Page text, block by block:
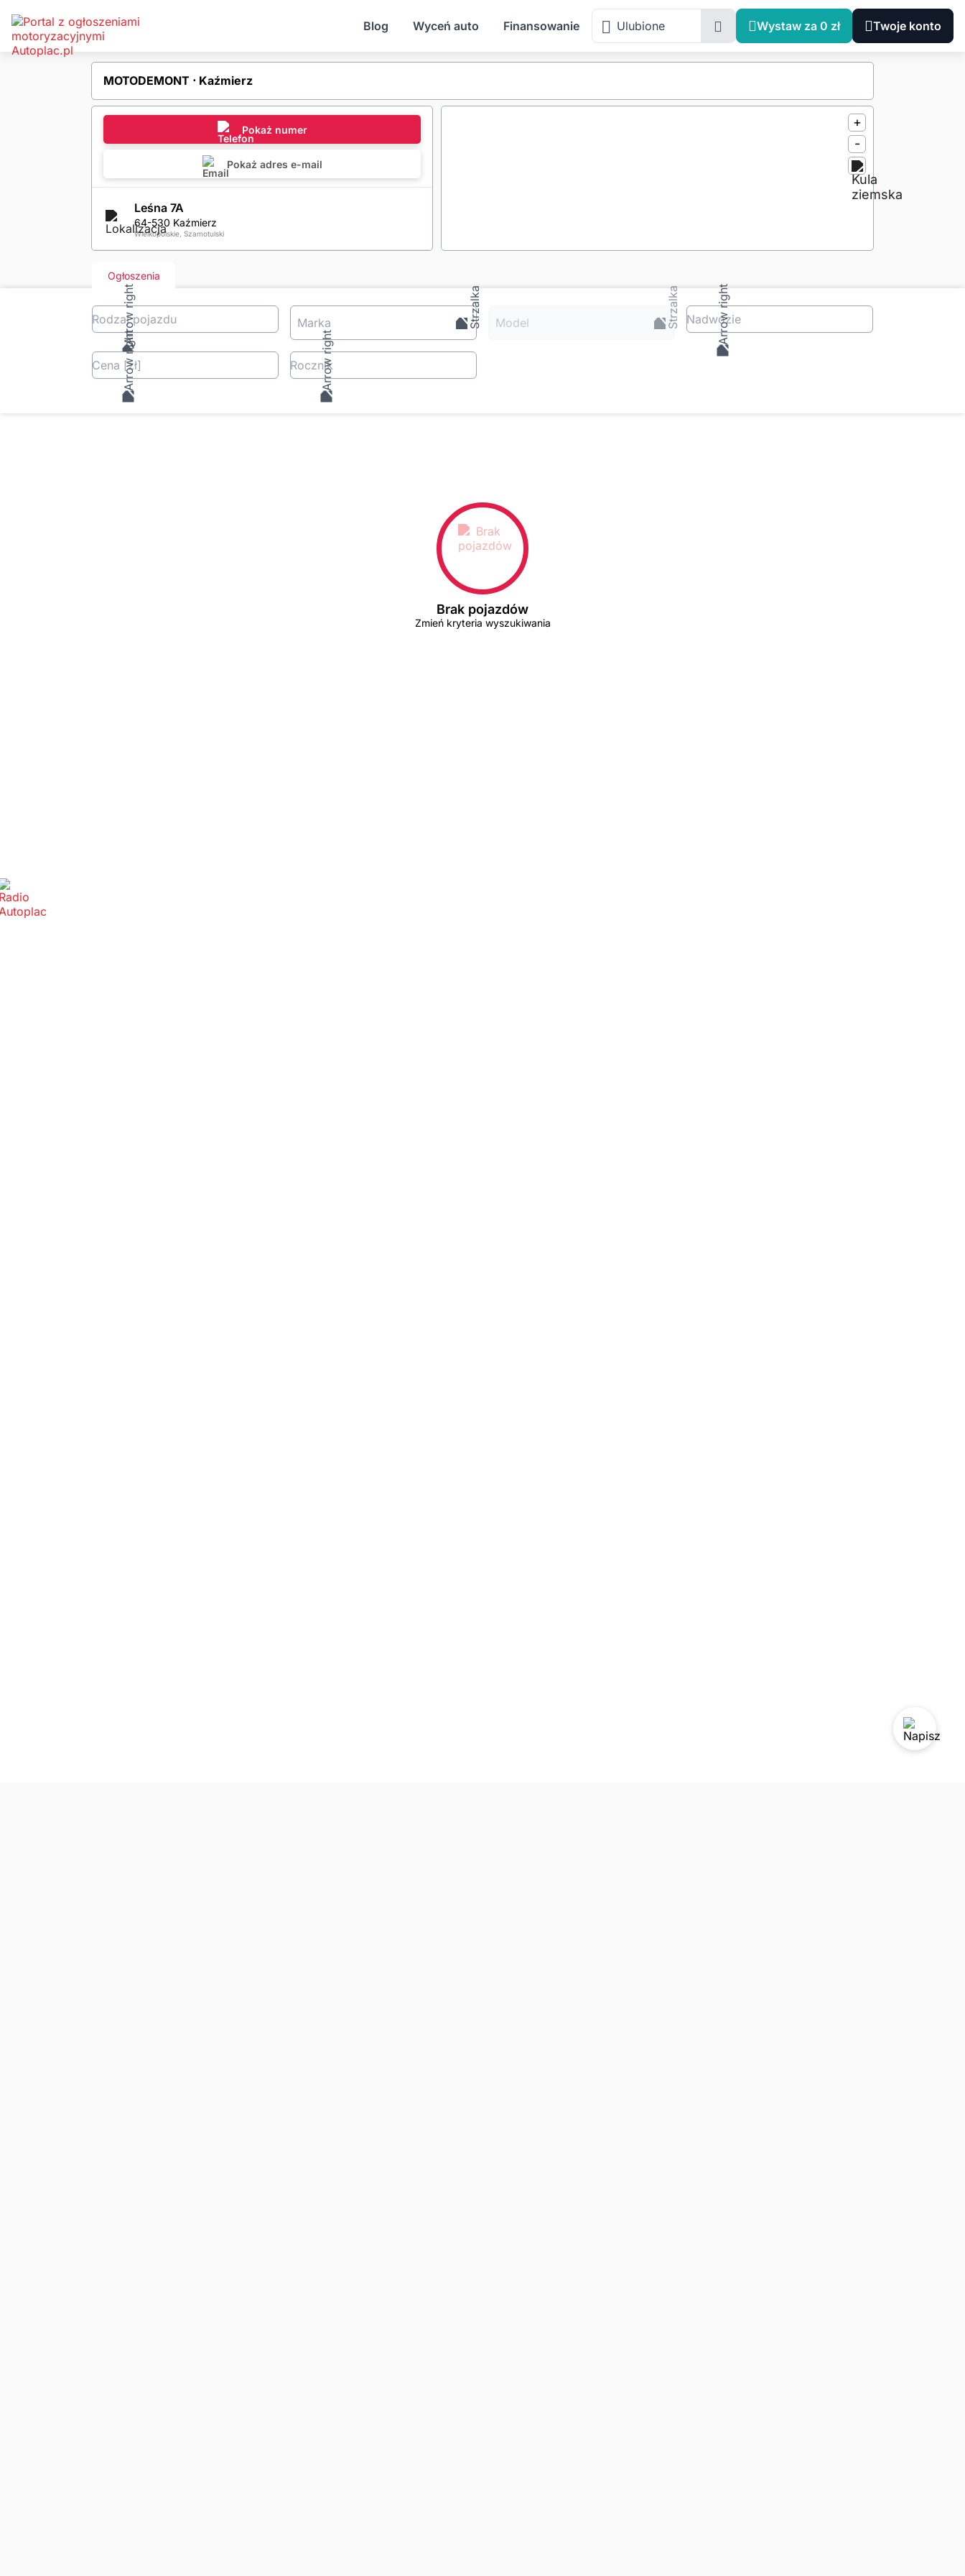
Blog Wyceń auto Finansowanie Ulubione Wystaw za 0 zł Twoje konto
MOTODEMONT ⋅ Kaźmierz
Pokaż numer
Pokaż adres e-mail
Leśna 7A
64-530 Kaźmierz
Wielkopolskie, Szamotulski
+
-
Ogłoszenia
Rodzaj pojazdu Marka Model Nadwozie
Cena [zł] Rocznik
Brak pojazdów
Zmień kryteria wyszukiwania